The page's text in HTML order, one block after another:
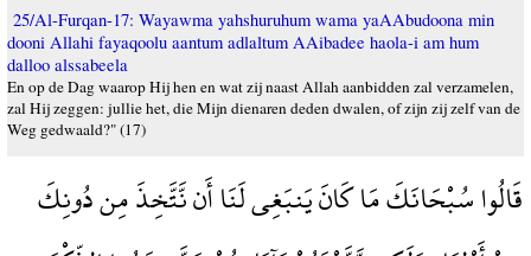
25/Al-Furqan-17: Wayawma yahshuruhum wama yaAAbudoona min
dooni Allahi fayaqoolu aantum adlaltum AAibadee haola-i am hum
dalloo alssabeela
En op de Dag waarop Hij hen en wat zij naast Allah aanbidden zal verzamelen,
zal Hij zeggen: jullie het, die Mijn dienaren deden dwalen, of zijn zij zelf van de
Weg gedwaald?" (17)
قَالُوا سُبْحَانَكَ مَا كَانَ يَنبَغِي لَنَا أَن نَّتَّخِذَ مِن دُونِكَ